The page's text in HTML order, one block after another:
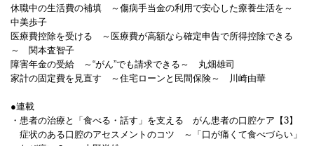
休職中の生活費の補填 ～傷病手当金の利用で安心した療養生活を～
中美歩子
医療費控除を受ける ～医療費が高額なら確定申告で所得控除できる
～ 関本査智子
障害年金の受給 ～“がん”でも請求できる～ 丸畑雄司
家計の固定費を見直す ～住宅ローンと民間保険～ 川崎由華
●連載
・患者の治療と「食べる・話す」を支える がん患者の口腔ケア【3】
症状のある口腔のアセスメントのコツ ～「口が痛くて食べづらい」